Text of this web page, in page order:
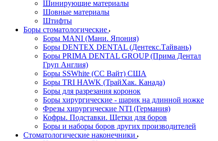
Шинирующие материалы
Шовные материалы
Штифты
Боры стоматологические
Боры MANI (Мани. Япония)
Боры DENTEX DENTAL (Дентекс.Тайвань)
Боры PRIMA DENTAL GROUP (Прима Дентал
Груп Англия)
Боры SSWhite (СС Вайт) США
Боры TRI HAWK (ТрайХак. Канада)
Боры для разрезания коронок
Боры хирургические - шарик на длинной ножке
Фрезы хирургические NTI (Германия)
Кофры. Подставки. Щетки для боров
Боры и наборы боров других производителей
Стоматологические наконечники